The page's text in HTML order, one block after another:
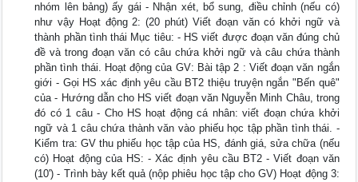
nhóm lên bảng) ấy gái - Nhận xét, bổ sung, điều chỉnh (nếu có)
như vậy Hoạt động 2: (20 phút) Viết đoạn văn có khởi ngữ và
thành phần tình thái Mục tiêu: - HS viết được đoạn văn đúng chủ
đề và trong đoạn văn có câu chứa khởi ngữ và câu chứa thành
phần tình thái. Hoạt động của GV: Bài tập 2 : Viết đoạn văn ngắn
giới - Gọi HS xác định yêu cầu BT2 thiệu truyện ngắn "Bến quê"
của - Hướng dẫn cho HS viết đoạn văn Nguyễn Minh Châu, trong
đó có 1 câu - Cho HS hoạt động cá nhân: viết đoạn chứa khởi
ngữ và 1 câu chứa thành văn vào phiếu học tập phần tình thái. -
Kiểm tra: GV thu phiếu học tập của HS, đánh giá, sửa chữa (nếu
có) Hoạt động của HS: - Xác định yêu cầu BT2 - Viết đoạn văn
(10') - Trình bày kết quả (nộp phiêu học tập cho GV) Hoạt động 3: